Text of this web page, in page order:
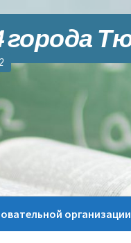
организации